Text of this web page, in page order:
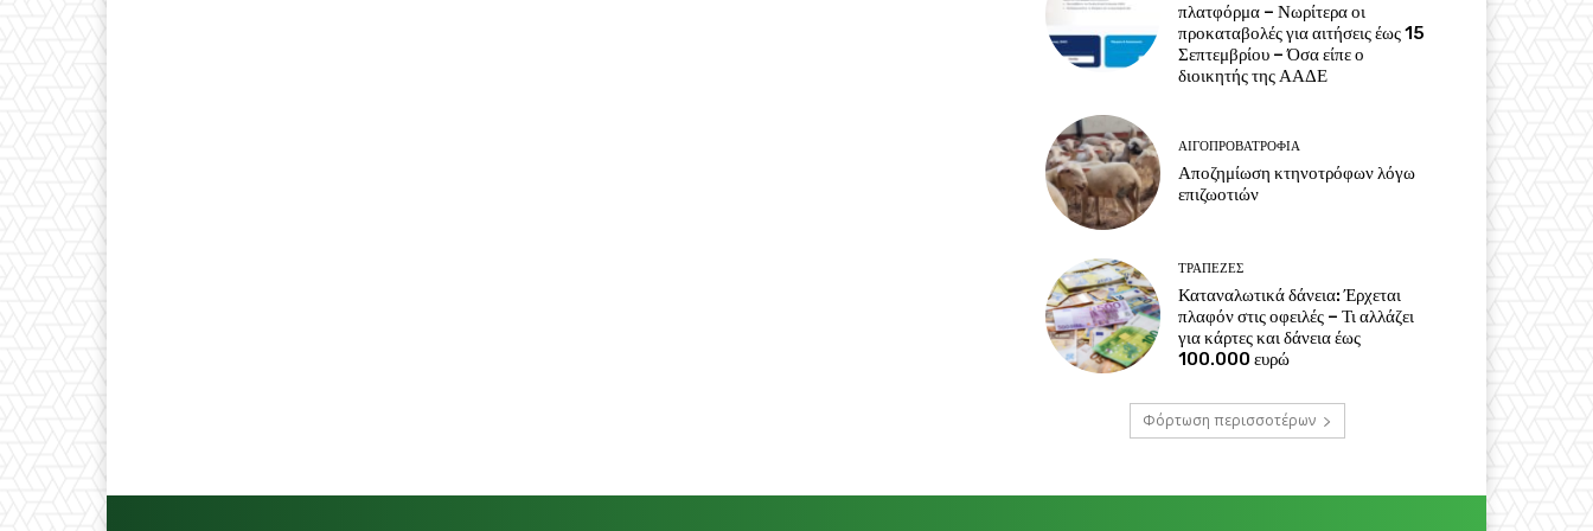
πλατφόρμα – Νωρίτερα οι
προκαταβολές για αιτήσεις έως 15
Σεπτεμβρίου – Όσα είπε ο
διοικητής της ΑΑΔΕ
ΑΙΓΟΠΡΟΒΑΤΡΟΦΊΑ
Αποζημίωση κτηνοτρόφων λόγω
επιζωοτιών
ΤΡΆΠΕΖΕΣ
Καταναλωτικά δάνεια: Έρχεται
πλαφόν στις οφειλές – Τι αλλάζει
για κάρτες και δάνεια έως
100.000 ευρώ
Φόρτωση περισσοτέρων